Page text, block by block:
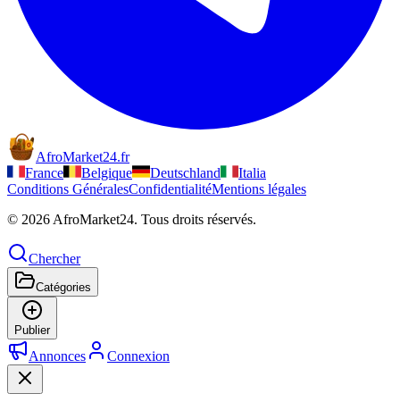
AfroMarket24.fr
France
Belgique Deutschland
Italia
Conditions GénéralesConfidentialitéMentions légales
© 2026 AfroMarket24. Tous droits réservés.
Chercher
Catégories
Publier
Annonces Connexion